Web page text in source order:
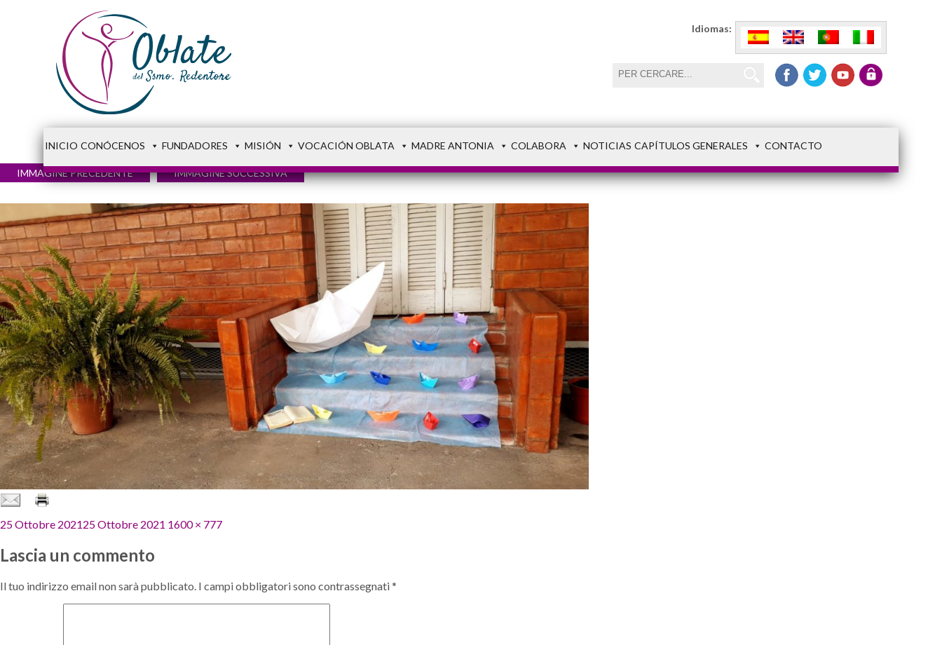
Idiomas:
INICIO CONÓCENOS FUNDADORES MISIÓN VOCACIÓN OBLATA MADRE ANTONIA COLABORA NOTICIAS CAPÍTULOS GENERALES CONTACTO
IMMAGINE PRECEDENTE IMMAGINE SUCCESSIVA
Pubblicato
25 Ottobre 202125 Ottobre 2021 Dimensione
1600 × 777
Lascia un commento
Il tuo indirizzo email non sarà pubblicato. I campi obbligatori sono contrassegnati*